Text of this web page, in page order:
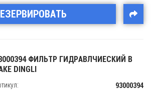
ФИЛЬТР ГИДРАВЛЧИЕСКИЙ В
DINGLI
93000394